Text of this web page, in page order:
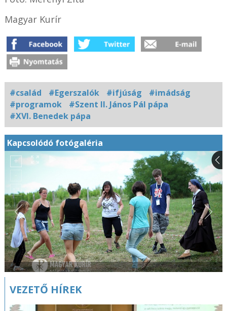
Magyar Kurír
#család #Egerszalók #ifjúság
#imádság
#programok
#Szent II. János Pál pápa
#XVI. Benedek pápa
Kapcsolódó fotógaléria
VEZETŐ HÍREK